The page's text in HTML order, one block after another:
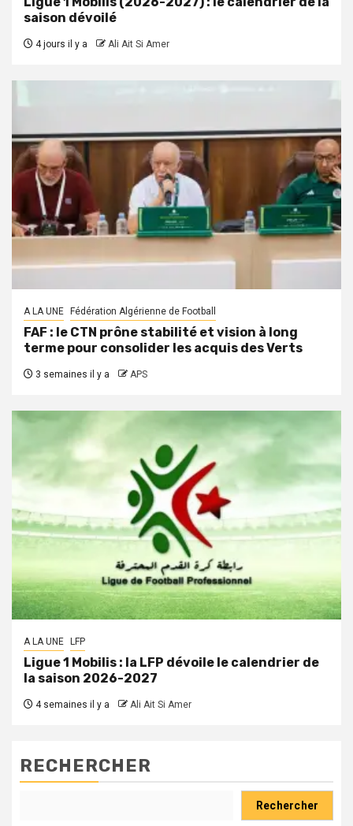
saison dévoilé
4 jours il y a Ali Ait Si Amer
A LA UNE Fédération Algérienne de Football
FAF : le CTN prône stabilité et vision à long
terme pour consolider les acquis des Verts
3 semaines il y a APS
A LA UNE LFP
Ligue 1 Mobilis : la LFP dévoile le calendrier de
la saison 2026-2027
4 semaines il y a Ali Ait Si Amer
RECHERCHER
Rechercher